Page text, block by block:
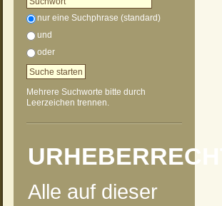
nur eine Suchphrase (standard)
und
oder
Mehrere Suchworte bitte durch
Leerzeichen trennen.
URHEBERRECHT
Alle auf dieser